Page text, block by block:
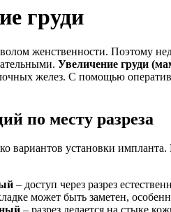
груди
женственности. Поэтому
Увеличение груди
желез. С помощью
по месту разреза
вариантов установки
– доступ через разрез
может быть заметен,